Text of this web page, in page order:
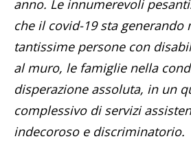
anno. Le innumerevoli
che il covid-19 sta generando
tantissime persone con
al muro, le famiglie nella
disperazione assoluta, in un
complessivo di servizi
indecoroso e discriminatorio.